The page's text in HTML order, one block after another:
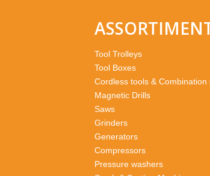
Tool Trolleys
Tool Boxes
Cordless tools & Combination
Magnetic Drills
Saws
Grinders
Generators
Compressors
Pressure washers